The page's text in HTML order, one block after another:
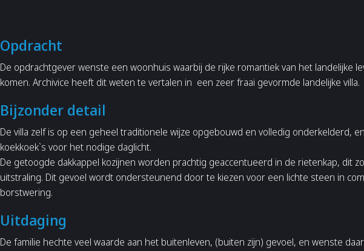
Opdracht
De opdrachtgever wenste een woonhuis waarbij de rijke romantiek van het landelijke
komen. Archivice heeft dit weten te vertalen in een zeer fraai gevormde landelijke villa.
Bijzonder detail
De villa zelf is op een geheel traditionele wijze opgebouwd en volledig onderkelderd,
koekkoek`s voor het nodige daglicht.
De getoogde dakkappel kozijnen worden prachtig geaccentueerd in de rietenkap, dit
uitstraling. Dit gevoel wordt ondersteunend door te kiezen voor een lichte steen in
borstwering.
Uitdaging
De familie hechte veel waarde aan het buitenleven, (buiten zijn) gevoel, en wenste